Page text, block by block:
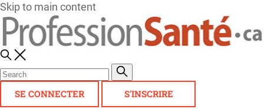
Skip to main content
SE CONNECTER S'INSCRIRE